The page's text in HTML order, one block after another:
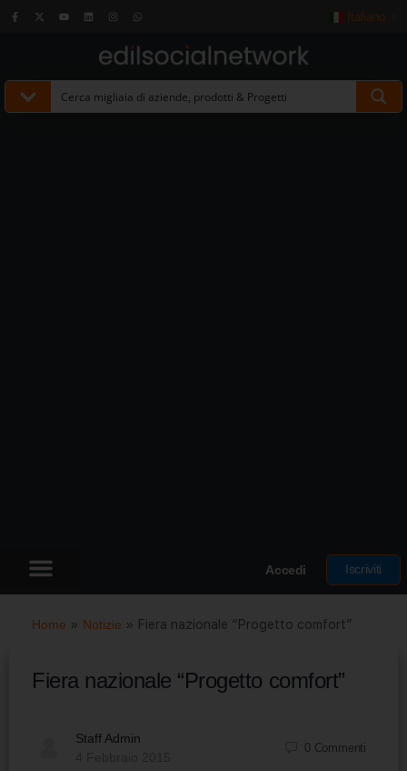
Italiano
Accedi Iscriviti
Home » Notizie » Fiera nazionale “Progetto comfort”
Fiera nazionale “Progetto comfort”
Staff Admin
0 Commenti